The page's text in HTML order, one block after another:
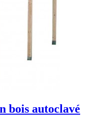
bois autoclavé